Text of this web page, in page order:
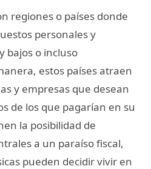
regiones o países donde
personales y
bajos o incluso
estos países atraen
y empresas que desean
de los que pagarían en su
la posibilidad de
a un paraíso fiscal,
pueden decidir vivir en